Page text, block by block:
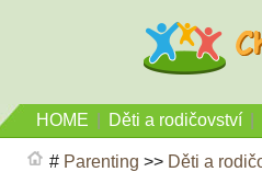
HOME Děti a rodičovství
# Parenting >> Děti a